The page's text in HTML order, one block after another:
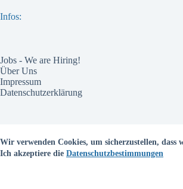
Wir verwenden Cookies, um sicherzustellen,
Ich akzeptiere die Datenschutzbestimmungen
Infos:
Jobs - We are Hiring!
Über Uns
Impressum
Datenschutzerklärung